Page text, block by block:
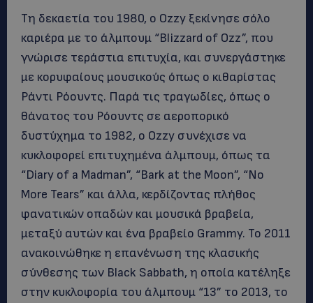
Τη δεκαετία του 1980, ο Ozzy ξεκίνησε σόλο
καριέρα με το άλμπουμ “Blizzard of Ozz”, που
γνώρισε τεράστια επιτυχία, και συνεργάστηκε
με κορυφαίους μουσικούς όπως ο κιθαρίστας
Ράντι Ρόουντς. Παρά τις τραγωδίες, όπως ο
θάνατος του Ρόουντς σε αεροπορικό
δυστύχημα το 1982, ο Ozzy συνέχισε να
κυκλοφορεί επιτυχημένα άλμπουμ, όπως τα
“Diary of a Madman”, “Bark at the Moon”, “No
More Tears” και άλλα, κερδίζοντας πλήθος
φανατικών οπαδών και μουσικά βραβεία,
μεταξύ αυτών και ένα βραβείο Grammy. Το 2011
ανακοινώθηκε η επανένωση της κλασικής
σύνθεσης των Black Sabbath, η οποία κατέληξε
στην κυκλοφορία του άλμπουμ “13” το 2013, το